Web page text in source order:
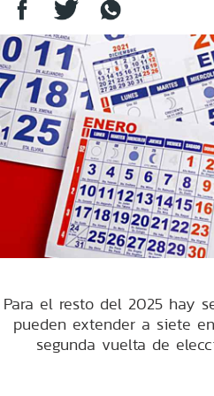
Para el resto del 2025 hay
pueden extender a siete
segunda vuelta de